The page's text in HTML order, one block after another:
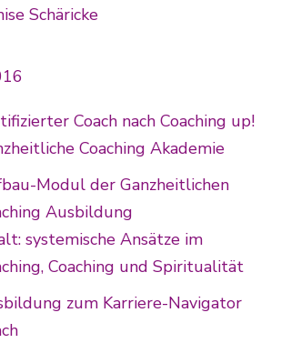
Schäricke
Coach nach Coaching up!
Coaching Akademie
Modul der Ganzheitlichen
Ausbildung
systemische Ansätze im
Coaching und Spiritualität
zum Karriere-Navigator